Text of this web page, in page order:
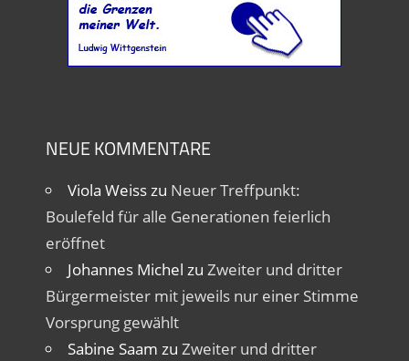
NEUE KOMMENTARE
Viola Weisszu Neuer Treffpunkt:
Boulefeld für alle Generationen feierlich
eröffnet
Johannes Michel zu Zweiter und dritter
Bürgermeister mit jeweils nur einer Stimme
Vorsprung gewählt
Sabine Saam zu Zweiter und dritter